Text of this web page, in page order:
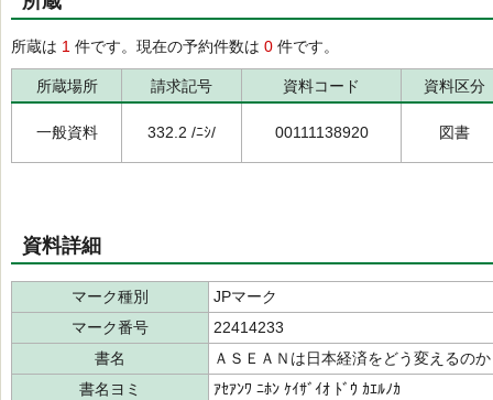
所蔵は 1 件です。現在の予約件数は 0 件です。
所蔵場所 請求記号 資料コード 資料区分
一般資料 332.2 /ﾆｼ/ 00111138920 図書
資料詳細
マーク種別
JPマーク
マーク番号
22414233
書名
ＡＳＥＡＮは日本経済をどう変えるのか
書名ヨミ
ｱｾｱﾝﾜ ﾆﾎﾝ ｹｲｻﾞｲｵ ﾄﾞｳ ｶｴﾙﾉｶ